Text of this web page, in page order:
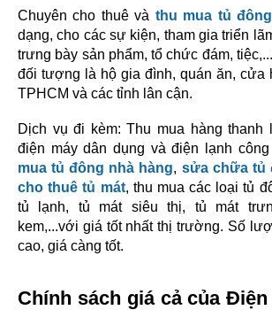
Chuyên cho thuê và thu mua tủ đông
dạng, cho các sự kiện, tham gia triển
trưng bày sản phẩm, tổ chức đám,
đối tượng là hộ gia đình, quán ăn, cửa
TPHCM và các tỉnh lân cận.
Dịch vụ đi kèm: Thu mua hàng thanh
điện máy dân dụng và điện lạnh
mua tủ đông nhà hàng, sửa chữa tủ
cho thuê tủ mát, thu mua các loại tủ
tủ lạnh, tủ mát siêu thị, tủ mát
kem,...với giá tốt nhất thị trường. Số
cao, giá càng tốt.
Chính sách giá cả của